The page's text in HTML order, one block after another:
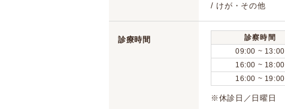
/ けが・その他
診療時間 診察時間
09:00 ~ 13:00
16:00 ~ 18:00
16:00 ~ 19:00
※休診日／日曜日